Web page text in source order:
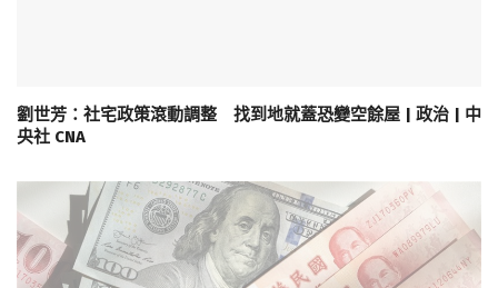
劉世芳：社宅政策滾動調整 找到地就蓋恐變空餘屋 | 政治 | 中
央社 CNA